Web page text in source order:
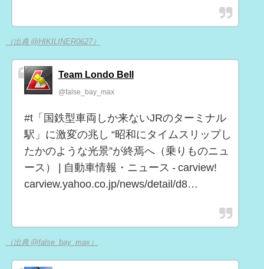
（出典 @HIKILINER0627）
Team Londo Bell
@false_bay_max
#t「国鉄型車両しか来ないJRのターミナル
駅」に激変の兆し “昭和にタイムスリップし
たかのような光景”が終焉へ（乗りものニュ
ース） | 自動車情報・ニュース - carview!
carview.yahoo.co.jp/news/detail/d8…
（出典 @false_bay_max）